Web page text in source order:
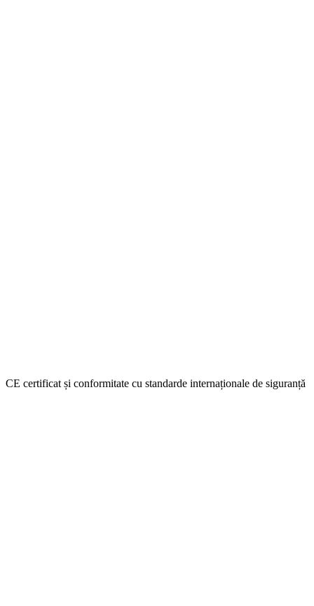
CE certificat și conformitate cu standarde internaționale de siguranță